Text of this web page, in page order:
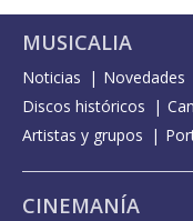
MUSICALIA
Noticias Novedades
Discos históricos
Artistas y grupos
CINEMANÍA